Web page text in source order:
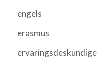
engels
erasmus
ervaringsdeskundige